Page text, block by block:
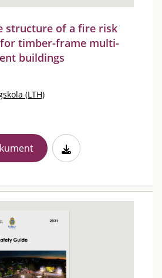
structure of a fire risk
timber-frame multi-
buildings
(LTH)